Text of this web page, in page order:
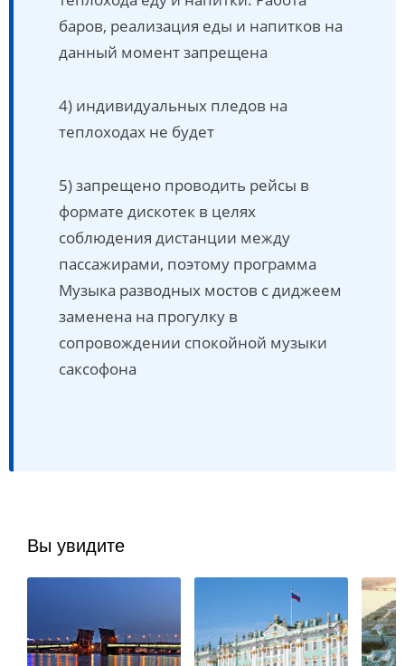
баров, реализация еды и напитков на
данный момент запрещена
4) индивидуальных пледов на
теплоходах не будет
5) запрещено проводить рейсы в
формате дискотек в целях
соблюдения дистанции между
пассажирами, поэтому программа
Музыка разводных мостов с диджеем
заменена на прогулку в
сопровождении спокойной музыки
саксофона
Вы увидите